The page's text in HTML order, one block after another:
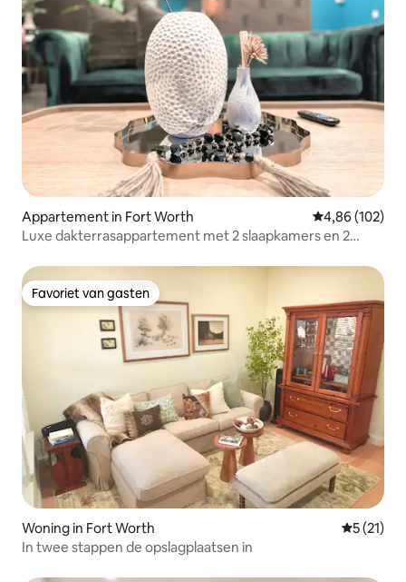
Appartement in Fort Worth Gemiddelde
4,86 (102)
Luxe dakterrasappartement met 2 slaapkamers en 2
Favoriet van gasten
Favoriet van gasten
Woning in Fort Worth
5 (21)
In twee stappen de opslagplaatsen in